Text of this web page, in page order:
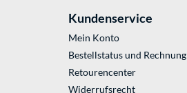
Kundenservice
Mein Konto
Bestellstatus und Rechnung
Retourencenter
Widerrufsrecht